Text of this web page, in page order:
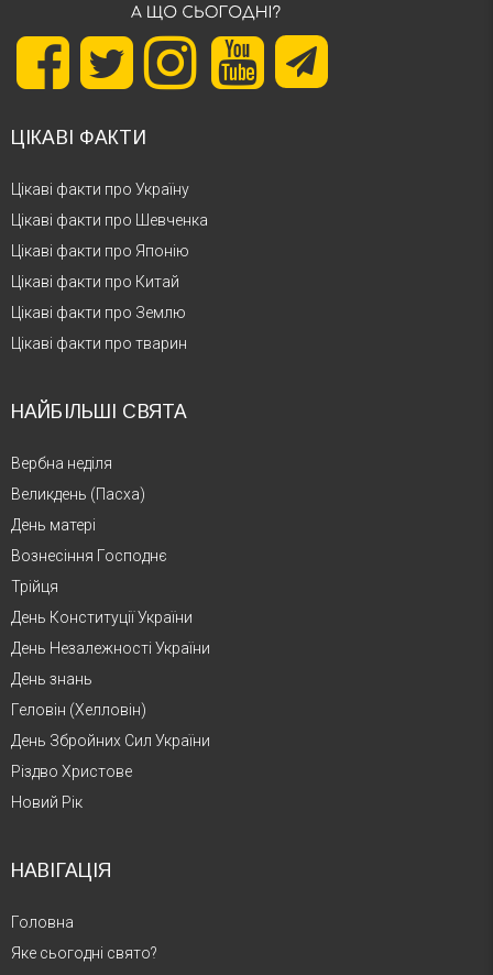
ЦІКАВІ ФАКТИ
Цікаві факти про Україну
Цікаві факти про Шевченка
Цікаві факти про Японію
Цікаві факти про Китай
Цікаві факти про Землю
Цікаві факти про тварин
НАЙБІЛЬШІ СВЯТА
Вербна неділя
Великдень (Пасха)
День матері
Вознесіння Господнє
Трійця
День Конституції України
День Незалежності України
День знань
Геловін (Хелловін)
День Збройних Сил України
Різдво Христове
Новий Рік
НАВІГАЦІЯ
Головна
Яке сьогодні свято?